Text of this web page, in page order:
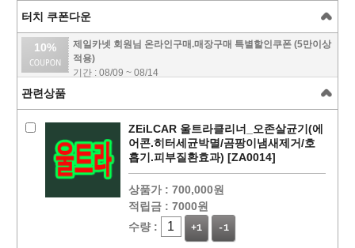
터치 쿠폰다운
10%
제일카넷 회원님 온라인구매.매장구매 특별할인쿠폰 (5만이상
적용)
기간 : 08/09 ~ 08/14
관련상품
ZEiLCAR 울트라클리너_오존살균기(에
어콘.히터세균박멸/곰팡이냄새제거/호
흡기.피부질환효과) [ZA0014]
상품가 : 700,000원
적립금 : 7000원
수량 :
+1 -1